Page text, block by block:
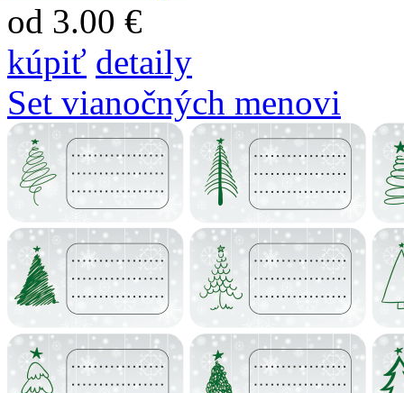
od 3.00 €
kúpiť detaily
Set vianočných menovi